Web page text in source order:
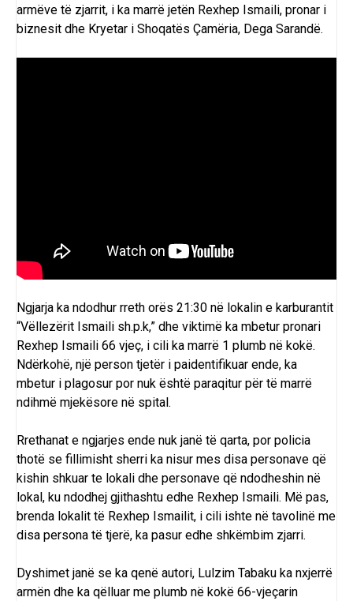
armëve të zjarrit, i ka marrë jetën Rexhep Ismaili, pronar i
biznesit dhe Kryetar i Shoqatës Çamëria, Dega Sarandë.
Ngjarja ka ndodhur rreth orës 21:30 në lokalin e karburantit
“Vëllezërit Ismaili sh.p.k,” dhe viktimë ka mbetur pronari
Rexhep Ismaili 66 vjeç, i cili ka marrë 1 plumb në kokë.
Ndërkohë, një person tjetër i paidentifikuar ende, ka
mbetur i plagosur por nuk është paraqitur për të marrë
ndihmë mjekësore në spital.
Rrethanat e ngjarjes ende nuk janë të qarta, por policia
thotë se fillimisht sherri ka nisur mes disa personave që
kishin shkuar te lokali dhe personave që ndodheshin në
lokal, ku ndodhej gjithashtu edhe Rexhep Ismaili. Më pas,
brenda lokalit të Rexhep Ismailit, i cili ishte në tavolinë me
disa persona të tjerë, ka pasur edhe shkëmbim zjarri.
Dyshimet janë se ka qenë autori, Lulzim Tabaku ka nxjerrë
armën dhe ka qëlluar me plumb në kokë 66-vjeçarin